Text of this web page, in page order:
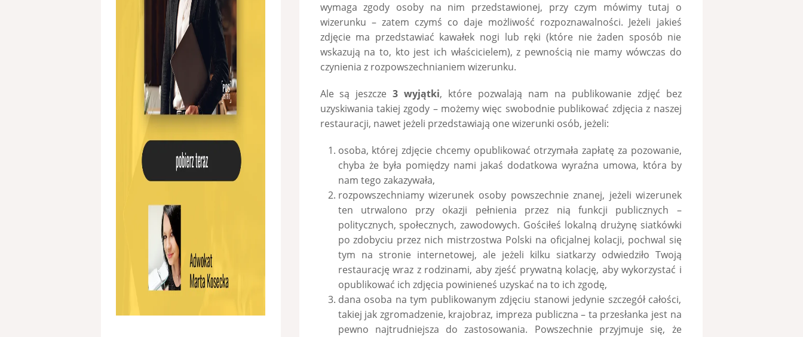
wymaga zgody osoby na nim przedstawionej, przy czym mówimy tutaj o
wizerunku – zatem czymś co daje możliwość rozpoznawalności. Jeżeli jakieś
zdjęcie ma przedstawiać kawałek nogi lub ręki (które nie żaden sposób nie
wskazują na to, kto jest ich właścicielem), z pewnością nie mamy wówczas do
czynienia z rozpowszechnianiem wizerunku.
Ale są jeszcze3 wyjątki, które pozwalają nam na publikowanie zdjęć bez
uzyskiwania takiej zgody – możemy więc swobodnie publikować zdjęcia z naszej
restauracji, nawet jeżeli przedstawiają one wizerunki osób, jeżeli:
osoba, której zdjęcie chcemy opublikować otrzymała zapłatę za pozowanie,
chyba że była pomiędzy nami jakaś dodatkowa wyraźna umowa, która by
nam tego zakazywała,
rozpowszechniamy wizerunek osoby powszechnie znanej, jeżeli wizerunek
ten utrwalono przy okazji pełnienia przez nią funkcji publicznych –
politycznych, społecznych, zawodowych. Gościłeś lokalną drużynę siatkówki
po zdobyciu przez nich mistrzostwa Polski na oficjalnej kolacji, pochwal się
tym na stronie internetowej, ale jeżeli kilku siatkarzy odwiedziło Twoją
restaurację wraz z rodzinami, aby zjeść prywatną kolację, aby wykorzystać i
opublikować ich zdjęcia powinieneś uzyskać na to ich zgodę,
dana osoba na tym publikowanym zdjęciu stanowi jedynie szczegół całości,
takiej jak zgromadzenie, krajobraz, impreza publiczna – ta przesłanka jest na
pewno najtrudniejsza do zastosowania. Powszechnie przyjmuje się, że